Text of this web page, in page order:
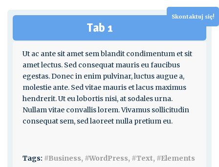
Tab 1
Ut ac ante sit amet sem blandit condimentum et sit
amet lectus. Sed consequat mauris eu faucibus
egestas. Donec in enim pulvinar, luctus augue a,
molestie ante. Sed vitae mauris et lacus maximus
hendrerit. Ut eu lobortis nisi, at sodales urna.
Nullam vitae convallis lorem. Vivamus sollicitudin
consequat sem, sed laoreet nulla pretium eu.
Tags: #Business, #WordPress, #Text, #Elements
Skontaktuj się!